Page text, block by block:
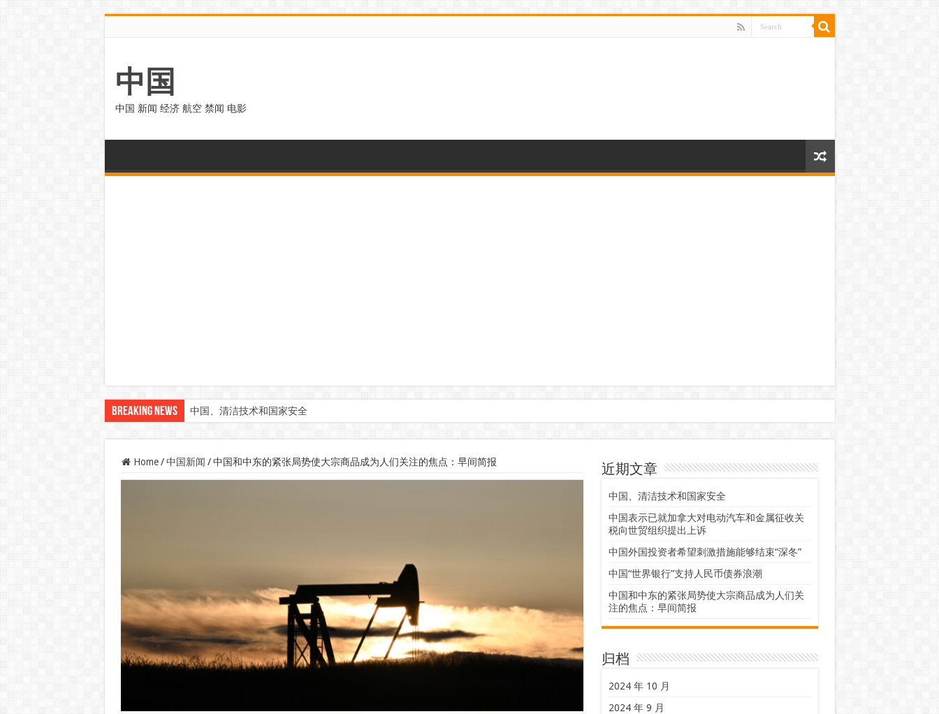
中国
中国 新闻 经济 航空 禁闻 电影
Breaking News 中国、清洁技术和国家安全
Home / 中国新闻 / 中国和中东的紧张局势使大宗商品成为人们关注的焦点：早间简报
近期文章
中国、清洁技术和国家安全
中国表示已就加拿大对电动汽车和金属征收关
税向世贸组织提出上诉
中国外国投资者希望刺激措施能够结束“深冬”
中国“世界银行”支持人民币债券浪潮
中国和中东的紧张局势使大宗商品成为人们关
注的焦点：早间简报
归档
2024 年 10 月
2024 年 9 月